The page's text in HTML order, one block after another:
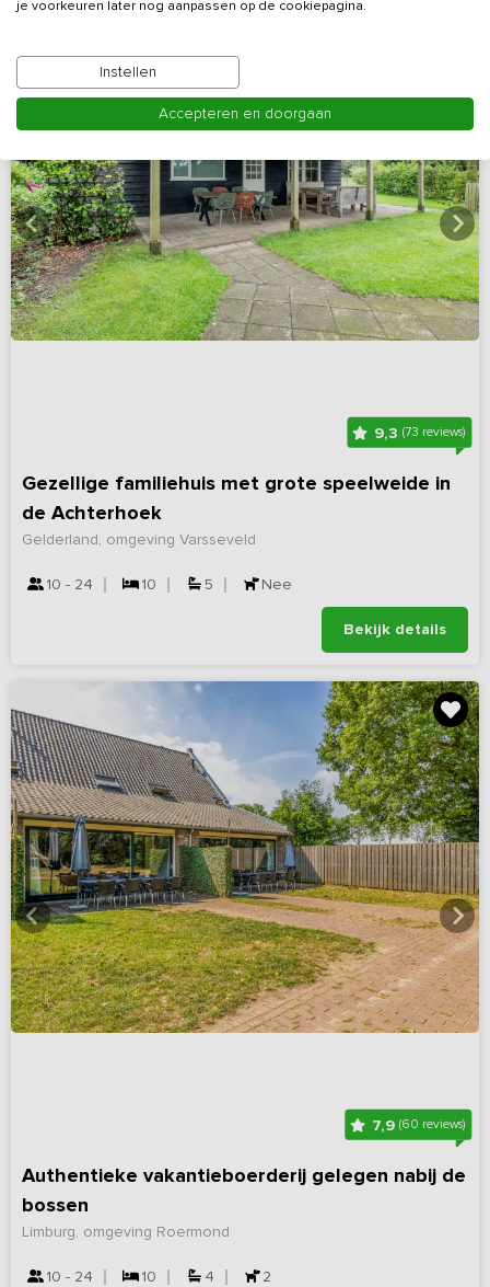
9,3(73 reviews)
Gezellige familiehuis met grote speelweide in
de Achterhoek
Gelderland, omgeving Varsseveld
10 - 24 10 5 Nee
Bekijk details
7,9 (60 reviews)
Authentieke vakantieboerderij gelegen nabij de
bossen
Limburg, omgeving Roermond
10 - 24 10 4 2
je voorkeuren later nog aanpassen op de cookiepagina.
Instellen
Accepteren en doorgaan